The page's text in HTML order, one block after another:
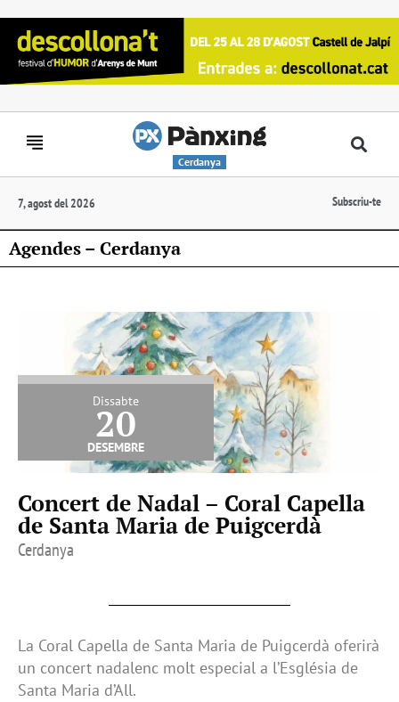
Cerdanya
7, agost del 2026 Subscriu-te
Agendes – Cerdanya
Dissabte
20
desembre
Concert de Nadal – Coral Capella
de Santa Maria de Puigcerdà
Cerdanya
La Coral Capella de Santa Maria de Puigcerdà oferirà
un concert nadalenc molt especial a l’Església de
Santa Maria d’All.